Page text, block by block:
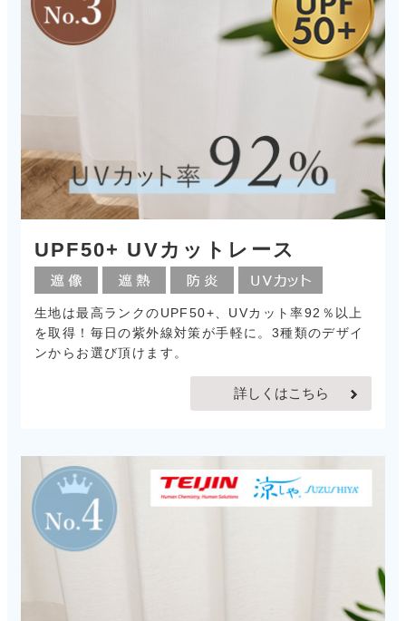
UPF50+ UVカットレース
生地は最高ランクのUPF50+、UVカット率92％以上
を取得！毎日の紫外線対策が手軽に。3種類のデザイ
ンからお選び頂けます。
詳しくはこちら